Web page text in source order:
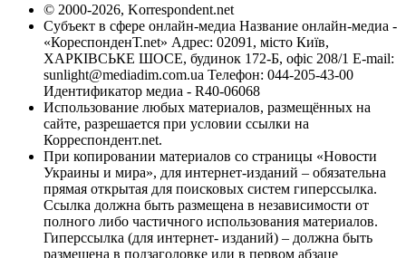
© 2000-2026, Korrespondent.net
Субъект в сфере онлайн-медиа Название онлайн-медиа -
«КореспонденТ.net» Адрес: 02091, місто Київ,
ХАРКІВСЬКЕ ШОСЕ, будинок 172-Б, офіс 208/1 E-mail:
sunlight@mediadim.com.ua Телефон: 044-205-43-00
Идентификатор медиа - R40-06068
Использование любых материалов, размещённых на
сайте, разрешается при условии ссылки на
Корреспондент.net.
При копировании материалов со страницы «Новости
Украины и мира», для интернет-изданий – обязательна
прямая открытая для поисковых систем гиперссылка.
Ссылка должна быть размещена в независимости от
полного либо частичного использования материалов.
Гиперссылка (для интернет- изданий) – должна быть
размещена в подзаголовке или в первом абзаце